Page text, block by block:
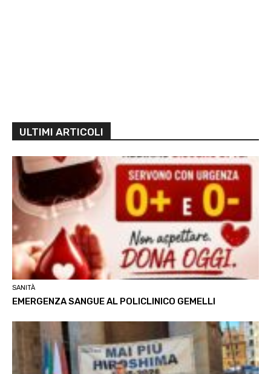
ULTIMI ARTICOLI
SANITÀ
EMERGENZA SANGUE AL POLICLINICO GEMELLI